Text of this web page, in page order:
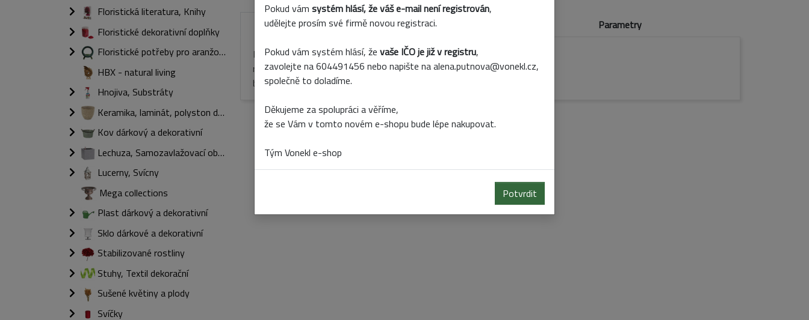
Floristická literatura, Knihy
Floristické dekorativní doplňky
Floristické potřeby pro aranžování
HBX - natural living
Hnojiva, Substráty
Keramika, laminát, polyston dárkový a dekorativní
Kov dárkový a dekorativní
Lechuza, Samozavlažovací obaly
Lucerny, Svícny
Mega collections
Plast dárkový a dekorativní
Sklo dárkové a dekorativní
Stabilizované rostliny
Stuhy, Textil dekorační
Sušené květiny a plody
Svíčky
Popis produktu Parametry
Pavouk zápich.
rozměr: 11 cm
balení 6 ks, cena za celé balení
Pokud vám systém hlásí, že váš e-mail není registrován,
udělejte prosím své firmě novou registraci.
Pokud vám systém hlásí, že vaše IČO je již v registru,
zavolejte na 604491456 nebo napište na alena.putnova@vonekl.cz,
společně to doladíme.
Děkujeme za spolupráci a věříme,
že se Vám v tomto novém e-shopu bude lépe nakupovat.
Tým Vonekl e-shop
Potvrdit